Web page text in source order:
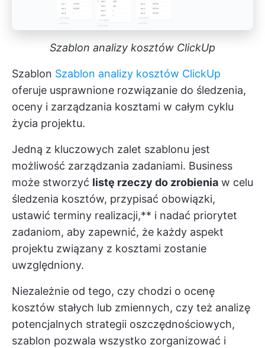
Szablon analizy kosztów ClickUp
Szablon Szablon analizy kosztów ClickUp
oferuje usprawnione rozwiązanie do śledzenia,
oceny i zarządzania kosztami w całym cyklu
życia projektu.
Jedną z kluczowych zalet szablonu jest
możliwość zarządzania zadaniami. Business
może stworzyć listę rzeczy do zrobienia w celu
śledzenia kosztów, przypisać obowiązki,
ustawić terminy realizacji,** i nadać priorytet
zadaniom, aby zapewnić, że każdy aspekt
projektu związany z kosztami zostanie
uwzględniony.
Niezależnie od tego, czy chodzi o ocenę
kosztów stałych lub zmiennych, czy też analizę
potencjalnych strategii oszczędnościowych,
szablon pozwala wszystko zorganizować i